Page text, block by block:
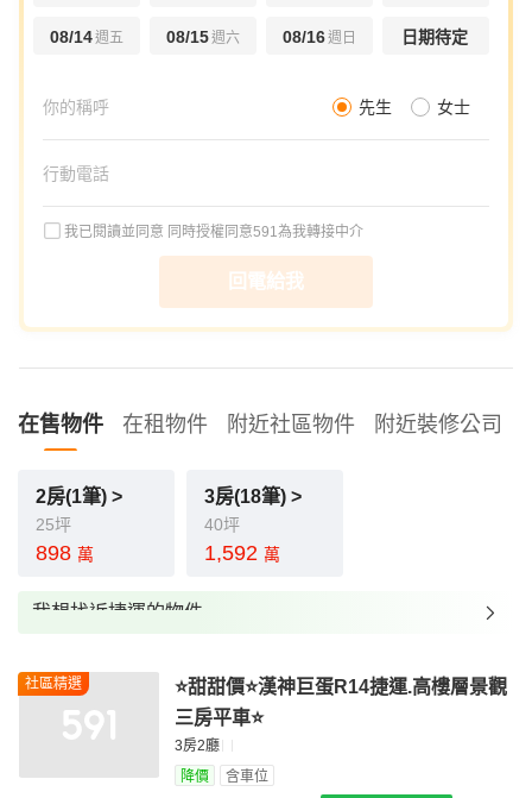
08/14週五 08/15週六 08/16週日 日期待定
先生 女士
我已閱讀並同意 同時授權同意591為我轉接中介
回電給我
在售物件 在租物件 附近社區物件 附近裝修公司
2房(1筆) >
25坪
898 萬
3房(18筆) >
40坪
1,592 萬
我想找近捷運的物件
我想找配備瓦斯爐的物件
我想找廁所開窗的物件
我想找具垃圾處理的物件
社區精選
⭐甜甜價⭐漢神巨蛋R14捷運.高樓層景觀
三房平車⭐
3房2廳
降價
含車位